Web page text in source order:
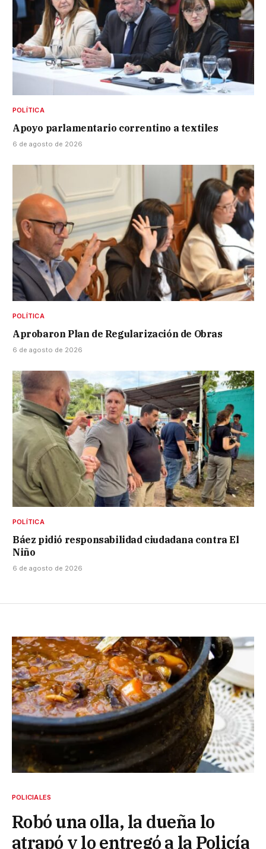
POLÍTICA
Apoyo parlamentario correntino a textiles
6 de agosto de 2026
POLÍTICA
Aprobaron Plan de Regularización de Obras
6 de agosto de 2026
POLÍTICA
Báez pidió responsabilidad ciudadana contra El
Niño
6 de agosto de 2026
POLICIALES
Robó una olla, la dueña lo
atrapó y lo entregó a la Policía